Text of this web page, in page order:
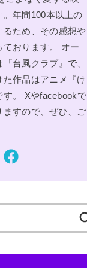
。年間100本以上の
ため、その感想や
ております。 オー
台風クラブ』で、
た作品はアニメ『け
す。 Xやfacebookで
ますので、ぜひ、ご